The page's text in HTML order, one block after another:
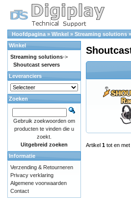
Hoofdpagina » Winkel » Streaming solutions »
Artikel 1 tot en met
Winkel
Streaming solutions->
Shoutcast servers
Leveranciers
Zoeken
Gebruik zoekwoorden om
producten te vinden die u
zoekt.
Uitgebreid zoeken
Informatie
Verzending & Retourneren
Privacy verklaring
Algemene voorwaarden
Contact